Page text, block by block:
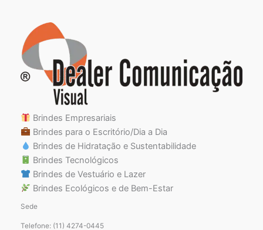
Brindes Empresariais
Brindes para o Escritório/Dia a Dia
Brindes de Hidratação e Sustentabilidade
Brindes Tecnológicos
Brindes de Vestuário e Lazer
Brindes Ecológicos e de Bem-Estar
Sede
Telefone: (11) 4274-0445